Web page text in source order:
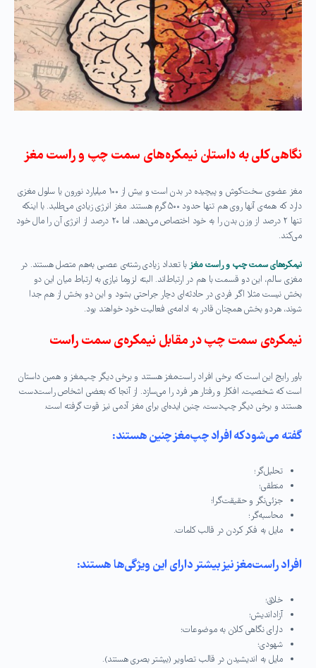
نگاهی کلی به داستان نیمکره‌های سمت چپ و راست مغز
مغز عضوی سخت‌کوش و پیچیده در بدن است و بیش از ۱۰۰ میلیارد نورون یا سلول مغزی
دارد که همه‌ی آنها روی هم تنها حدود ۵۰۰ گرم هستند. مغز انرژی زیادی می‌طلبد. با اینکه
تنها ۲ درصد از وزن بدن را به خود اختصاص می‌دهد، اما ۲۰ درصد از انرژی آن را مال خود
می‌کند.
نیمکره‌های سمت چپ و راست مغزبا تعداد زیادی رشته‌ی عصبی به‌هم متصل هستند. در
مغزی سالم، این دو قسمت با هم در ارتباط‌اند. البته لزوما نیازی به ارتباط میان این دو
بخش نیست مثلا اگر فردی در حادثه‌ای دچار جراحتی بشود و این دو بخش از هم جدا
شوند، هردو بخش همچنان قادر به ادامه‌ی فعالیت خود خواهند بود.
نیمکره‌ی سمت چپ در مقابل نیمکره‌ی سمت راست
باور رایج این است که برخی افراد راست‌مغز هستند و برخی دیگر چپ‌مغز و همین داستان
است که شخصیت، افکار و رفتار هر فرد را می‌سازد. از آنجا که بعضی اشخاص راست‌دست
هستند و برخی دیگر چپ‌دست، چنین ایده‌ای برای مغز آدمی نیز قوت گرفته است.
گفته می‌شود که افراد چپ‌مغز چنین هستند:
تحلیل‌گر؛
منطقی؛
جزئی‌نگر و حقیقت‌گرا؛
محاسبه‌گر؛
مایل به فکر کردن در قالب کلمات.
افراد راست‌مغز نیز بیشتر دارای این ویژگی‌ها هستند:
خلاق؛
آزاداندیش؛
دارای نگاهی کلان به موضوعات؛
شهودی؛
مایل به اندیشیدن در قالب تصاویر (بیشتر بصری هستند).